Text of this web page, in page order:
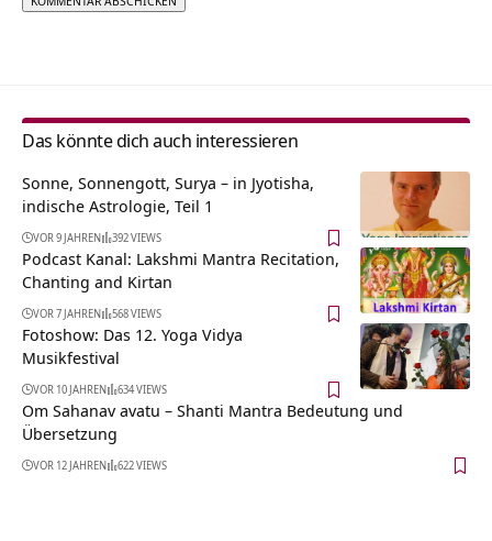
Das könnte dich auch interessieren
Sonne, Sonnengott, Surya – in Jyotisha,
indische Astrologie, Teil 1
VOR 9 JAHREN 392 VIEWS
Podcast Kanal: Lakshmi Mantra Recitation,
Chanting and Kirtan
VOR 7 JAHREN 568 VIEWS
Fotoshow: Das 12. Yoga Vidya
Musikfestival
VOR 10 JAHREN 634 VIEWS
Om Sahanav avatu – Shanti Mantra Bedeutung und
Übersetzung
VOR 12 JAHREN 622 VIEWS